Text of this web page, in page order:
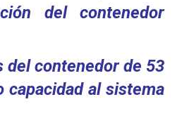
del contenedor
del contenedor de 53
capacidad al sistema